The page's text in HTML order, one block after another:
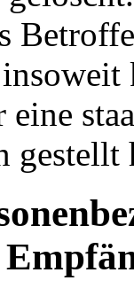
eine
gestellt